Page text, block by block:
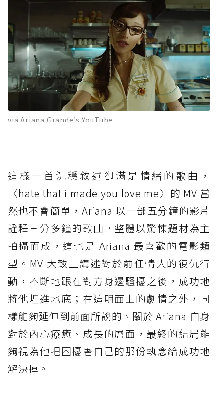
via Ariana Grande's YouTube
這樣一首沉穩敘述卻滿是情緒的歌曲，
〈hate that i made you love me〉的 MV 當
然也不會簡單，Ariana 以一部五分鐘的影片
詮釋三分多鐘的歌曲，整體以驚悚題材為主
拍攝而成，這也是 Ariana 最喜歡的電影類
型。MV 大致上講述對於前任情人的復仇行
動，不斷地跟在對方身邊騷擾之後，成功地
將他埋進地底；在這明面上的劇情之外，同
樣能夠延伸到前面所說的、關於 Ariana 自身
對於內心療癒、成長的層面，最終的結局能
夠視為他把困擾著自己的那份執念給成功地
解決掉。